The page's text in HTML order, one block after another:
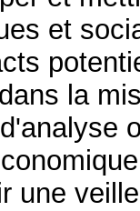
et
la
une